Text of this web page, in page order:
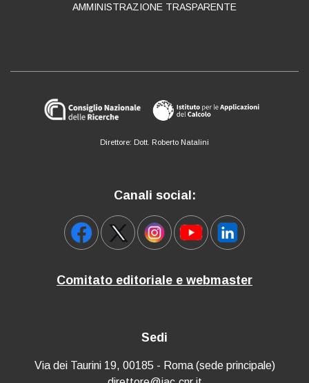
AMMINISTRAZIONE TRASPARENTE
Direttore: Dott. Roberto Natalini
Canali social:
Comitato editoriale e webmaster
Sedi
Via dei Taurini 19, 00185 - Roma (sede principale)